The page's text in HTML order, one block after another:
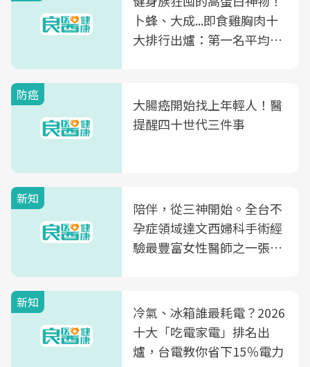
卜蜂、大成...即食雞胸肉十
大排行出爐：第一名平均一
防癌
大腸癌開始找上年輕人！醫
提醒四十世代三件事
新知
陪伴，從三神開始。全台不
孕症領域達文西婦科手術經
驗最豐富女性醫師之一張永
光田醫院建構360度女性健
康照護生態圈
新知
冷氣、冰箱誰最耗電？2026
十大「吃電家電」排名出
爐，台電教你省下15％電力